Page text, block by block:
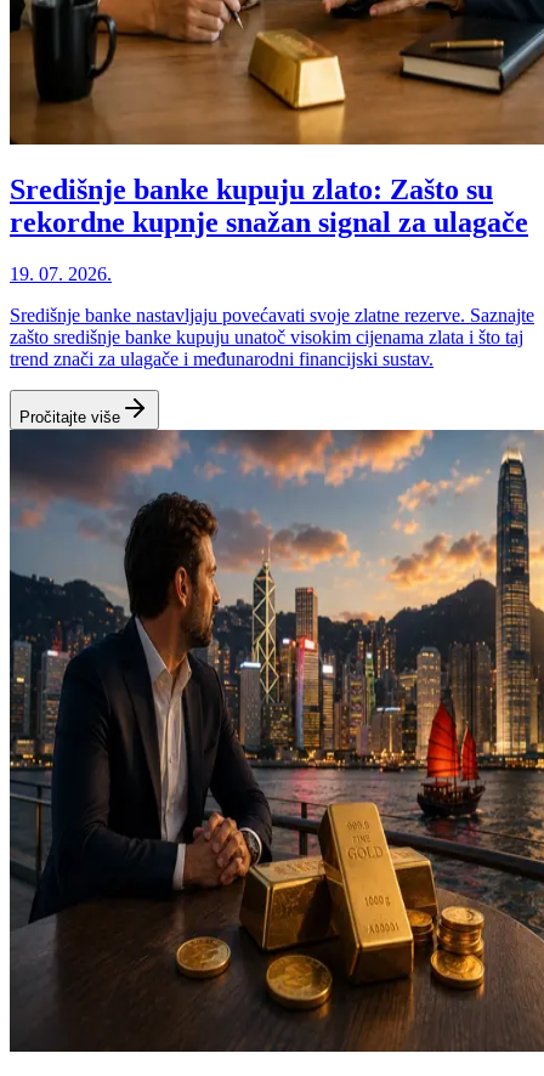
Središnje banke kupuju zlato: Zašto su
rekordne kupnje snažan signal za ulagače
19. 07. 2026.
Središnje banke nastavljaju povećavati svoje zlatne rezerve. Saznajte
zašto središnje banke kupuju unatoč visokim cijenama zlata i što taj
trend znači za ulagače i međunarodni financijski sustav.
Pročitajte više